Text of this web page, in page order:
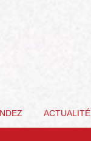
ACTUALITÉ